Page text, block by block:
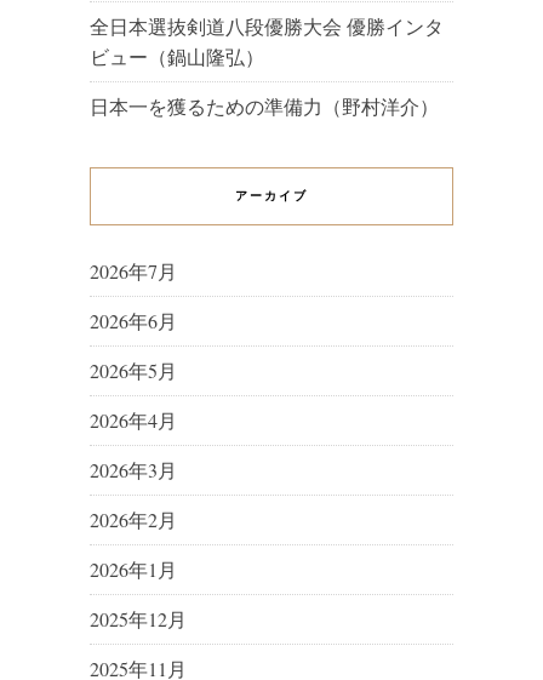
全日本選抜剣道八段優勝大会 優勝インタ
ビュー（鍋山隆弘）
日本一を獲るための準備力（野村洋介）
アーカイブ
2026年7月
2026年6月
2026年5月
2026年4月
2026年3月
2026年2月
2026年1月
2025年12月
2025年11月